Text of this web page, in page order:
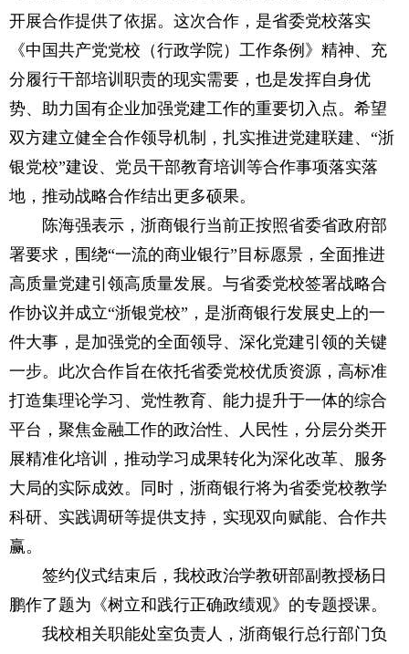
开展合作提供了依据。这次合作，是省委党校落实
《中国共产党党校（行政学院）工作条例》精神、充
分履行干部培训职责的现实需要，也是发挥自身优
势、助力国有企业加强党建工作的重要切入点。希望
双方建立健全合作领导机制，扎实推进党建联建、“浙
银党校”建设、党员干部教育培训等合作事项落实落
地，推动战略合作结出更多硕果。
陈海强表示，浙商银行当前正按照省委省政府部
署要求，围绕“一流的商业银行”目标愿景，全面推进
高质量党建引领高质量发展。与省委党校签署战略合
作协议并成立“浙银党校”，是浙商银行发展史上的一
件大事，是加强党的全面领导、深化党建引领的关键
一步。此次合作旨在依托省委党校优质资源，高标准
打造集理论学习、党性教育、能力提升于一体的综合
平台，聚焦金融工作的政治性、人民性，分层分类开
展精准化培训，推动学习成果转化为深化改革、服务
大局的实际成效。同时，浙商银行将为省委党校教学
科研、实践调研等提供支持，实现双向赋能、合作共
赢。
签约仪式结束后，我校政治学教研部副教授杨日
鹏作了题为《树立和践行正确政绩观》的专题授课。
我校相关职能处室负责人，浙商银行总行部门负